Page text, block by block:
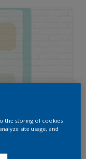
the storing of cookies
site usage, and